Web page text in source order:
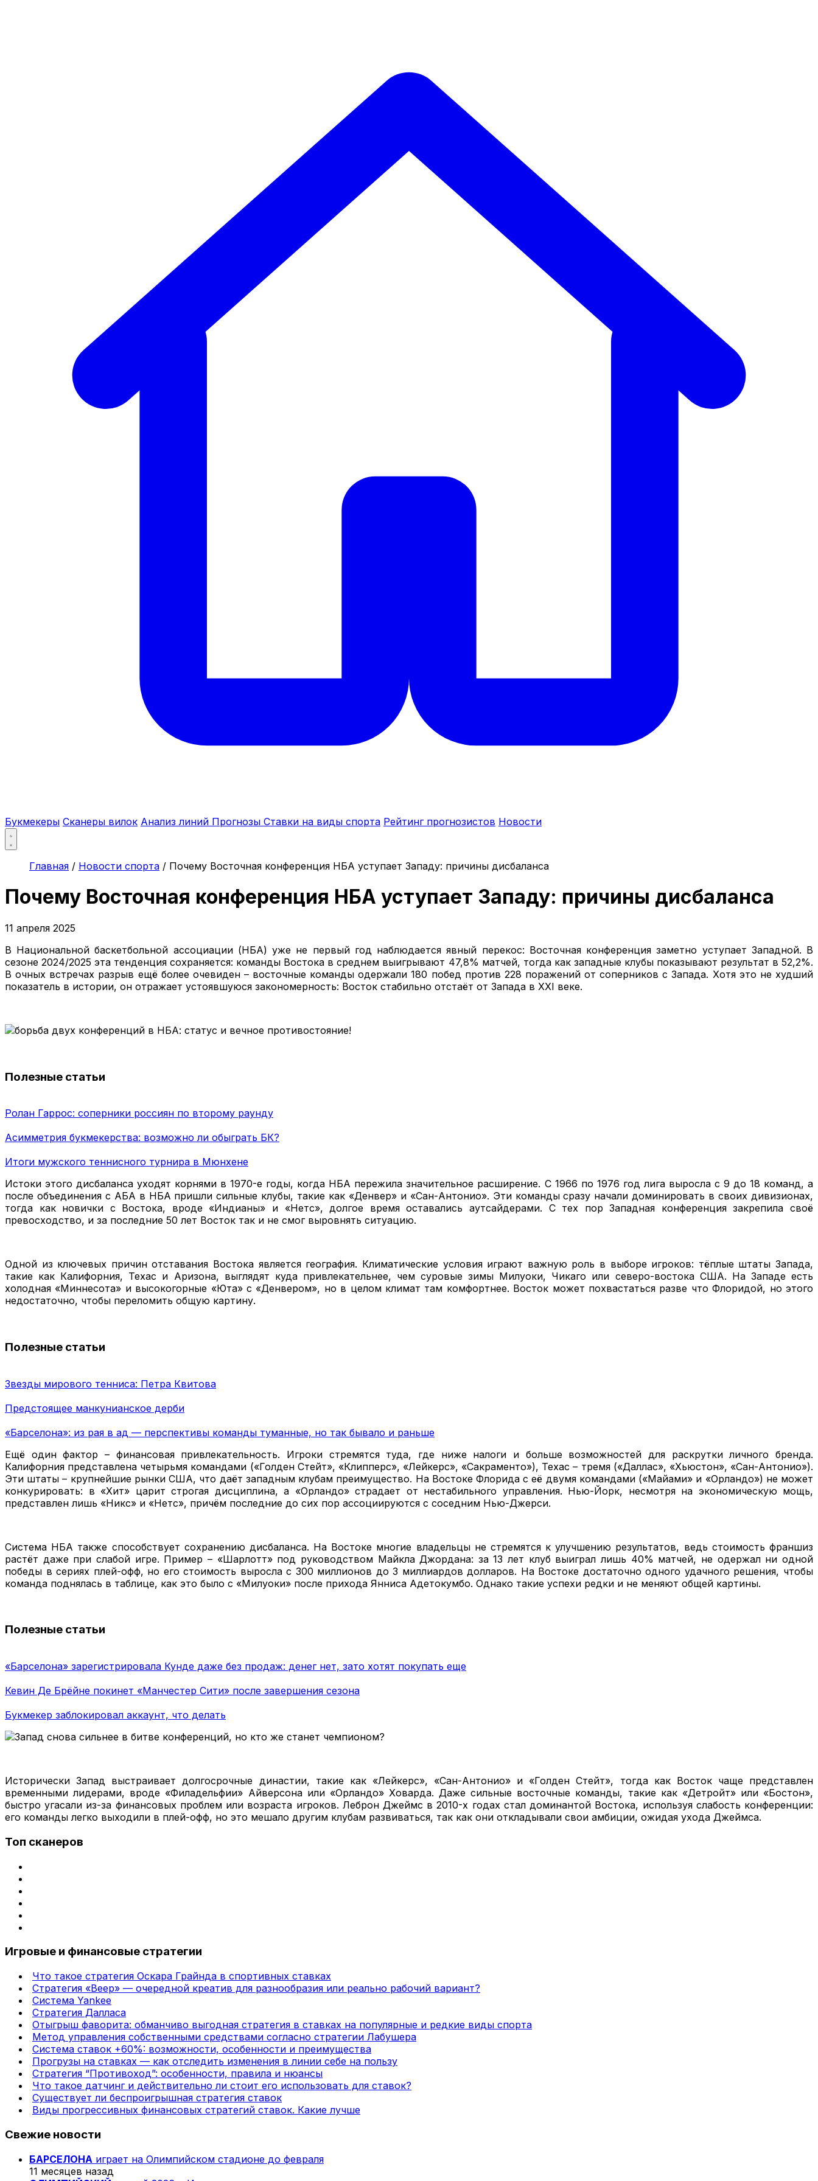
Букмекеры Сканеры вилок Анализ линий Прогнозы Ставки на виды спорта Рейтинг прогнозистов Новости
Главная / Новости спорта / Почему Восточная конференция НБА уступает Западу: причины дисбаланса
Почему Восточная конференция НБА уступает Западу: причины дисбаланса
11 апреля 2025
В Национальной баскетбольной ассоциации (НБА) уже не первый год наблюдается явный перекос: Восточная конференция заметно уступает Западной. В
сезоне 2024/2025 эта тенденция сохраняется: команды Востока в среднем выигрывают 47,8% матчей, тогда как западные клубы показывают результат в 52,2%.
В очных встречах разрыв ещё более очевиден – восточные команды одержали 180 побед против 228 поражений от соперников с Запада. Хотя это не худший
показатель в истории, он отражает устоявшуюся закономерность: Восток стабильно отстаёт от Запада в XXI веке.
Полезные статьи
Ролан Гаррос: соперники россиян по второму раунду
Асимметрия букмекерства: возможно ли обыграть БК?
Итоги мужского теннисного турнира в Мюнхене
Истоки этого дисбаланса уходят корнями в 1970-е годы, когда НБА пережила значительное расширение. С 1966 по 1976 год лига выросла с 9 до 18 команд, а
после объединения с АБА в НБА пришли сильные клубы, такие как «Денвер» и «Сан-Антонио». Эти команды сразу начали доминировать в своих дивизионах,
тогда как новички с Востока, вроде «Индианы» и «Нетс», долгое время оставались аутсайдерами. С тех пор Западная конференция закрепила своё
превосходство, и за последние 50 лет Восток так и не смог выровнять ситуацию.
Одной из ключевых причин отставания Востока является география. Климатические условия играют важную роль в выборе игроков: тёплые штаты Запада,
такие как Калифорния, Техас и Аризона, выглядят куда привлекательнее, чем суровые зимы Милуоки, Чикаго или северо-востока США. На Западе есть
холодная «Миннесота» и высокогорные «Юта» с «Денвером», но в целом климат там комфортнее. Восток может похвастаться разве что Флоридой, но этого
недостаточно, чтобы переломить общую картину.
Полезные статьи
Звезды мирового тенниса: Петра Квитова
Предстоящее манкунианское дерби
«Барселона»: из рая в ад — перспективы команды туманные, но так бывало и раньше
Ещё один фактор – финансовая привлекательность. Игроки стремятся туда, где ниже налоги и больше возможностей для раскрутки личного бренда.
Калифорния представлена четырьмя командами («Голден Стейт», «Клипперс», «Лейкерс», «Сакраменто»), Техас – тремя («Даллас», «Хьюстон», «Сан-Антонио»).
Эти штаты – крупнейшие рынки США, что даёт западным клубам преимущество. На Востоке Флорида с её двумя командами («Майами» и «Орландо») не может
конкурировать: в «Хит» царит строгая дисциплина, а «Орландо» страдает от нестабильного управления. Нью-Йорк, несмотря на экономическую мощь,
представлен лишь «Никс» и «Нетс», причём последние до сих пор ассоциируются с соседним Нью-Джерси.
Система НБА также способствует сохранению дисбаланса. На Востоке многие владельцы не стремятся к улучшению результатов, ведь стоимость франшиз
растёт даже при слабой игре. Пример – «Шарлотт» под руководством Майкла Джордана: за 13 лет клуб выиграл лишь 40% матчей, не одержал ни одной
победы в сериях плей-офф, но его стоимость выросла с 300 миллионов до 3 миллиардов долларов. На Востоке достаточно одного удачного решения, чтобы
команда поднялась в таблице, как это было с «Милуоки» после прихода Янниса Адетокумбо. Однако такие успехи редки и не меняют общей картины.
Полезные статьи
«Барселона» зарегистрировала Кунде даже без продаж: денег нет, зато хотят покупать еще
Кевин Де Брёйне покинет «Манчестер Сити» после завершения сезона
Букмекер заблокировал аккаунт, что делать
Исторически Запад выстраивает долгосрочные династии, такие как «Лейкерс», «Сан-Антонио» и «Голден Стейт», тогда как Восток чаще представлен
временными лидерами, вроде «Филадельфии» Айверсона или «Орландо» Ховарда. Даже сильные восточные команды, такие как «Детройт» или «Бостон»,
быстро угасали из-за финансовых проблем или возраста игроков. Леброн Джеймс в 2010-х годах стал доминантой Востока, используя слабость конференции:
его команды легко выходили в плей-офф, но это мешало другим клубам развиваться, так как они откладывали свои амбиции, ожидая ухода Джеймса.
Топ сканеров
Игровые и финансовые стратегии
Что такое стратегия Оскара Грайнда в спортивных ставках
Стратегия «Веер» — очередной креатив для разнообразия или реально рабочий вариант?
Система Yankee
Стратегия Далласа
Отыгрыш фаворита: обманчиво выгодная стратегия в ставках на популярные и редкие виды спорта
Метод управления собственными средствами согласно стратегии Лабушера
Система ставок +60%: возможности, особенности и преимущества
Прогрузы на ставках — как отследить изменения в линии себе на пользу
Стратегия “Противоход”: особенности, правила и нюансы
Что такое датчинг и действительно ли стоит его использовать для ставок?
Существует ли беспроигрышная стратегия ставок
Виды прогрессивных финансовых стратегий ставок. Какие лучше
Свежие новости
БАРСЕЛОНА играет на Олимпийском стадионе до февраля
11 месяцев назад